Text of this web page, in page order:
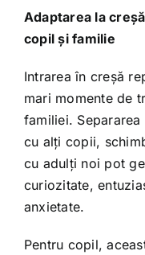
Adaptarea la
copil și familie
Intrarea în creșă
mari momente de
familiei.
cu alți copii,
cu adulți noi pot
curiozitate,
anxietate.
Pentru copil,